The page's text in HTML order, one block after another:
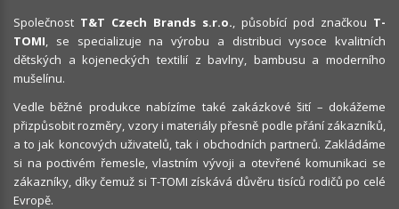
Společnost T&T Czech Brands s.r.o. , působící pod značkou T-
TOMI , se specializuje na výrobu a distribuci vysoce kvalitních
dětských a kojeneckých textilií z bavlny, bambusu a moderního
mušelínu.
Vedle běžné produkce nabízíme také zakázkové šití – dokážeme
přizpůsobit rozměry, vzory i materiály přesně podle přání zákazníků,
a to jak koncových uživatelů, tak i obchodních partnerů. Zakládáme
si na poctivém řemesle, vlastním vývoji a otevřené komunikaci se
zákazníky, díky čemuž si T-TOMI získává důvěru tisíců rodičů po celé
Evropě.